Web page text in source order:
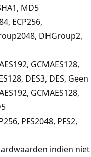
MD5
ECP256,
DHGroup2,
GCMAES128,
DES3, DES, Geen
GCMAES128,
PFS2048, PFS2,
indien niet